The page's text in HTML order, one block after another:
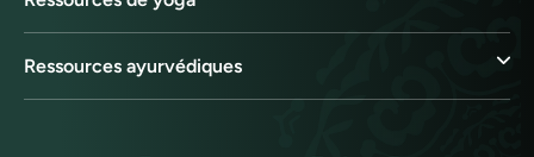
Ressources ayurvédiques